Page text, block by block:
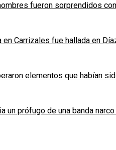
fueron sorprendidos
en Carrizales fue hallada en
elementos que habían
un prófugo de una banda